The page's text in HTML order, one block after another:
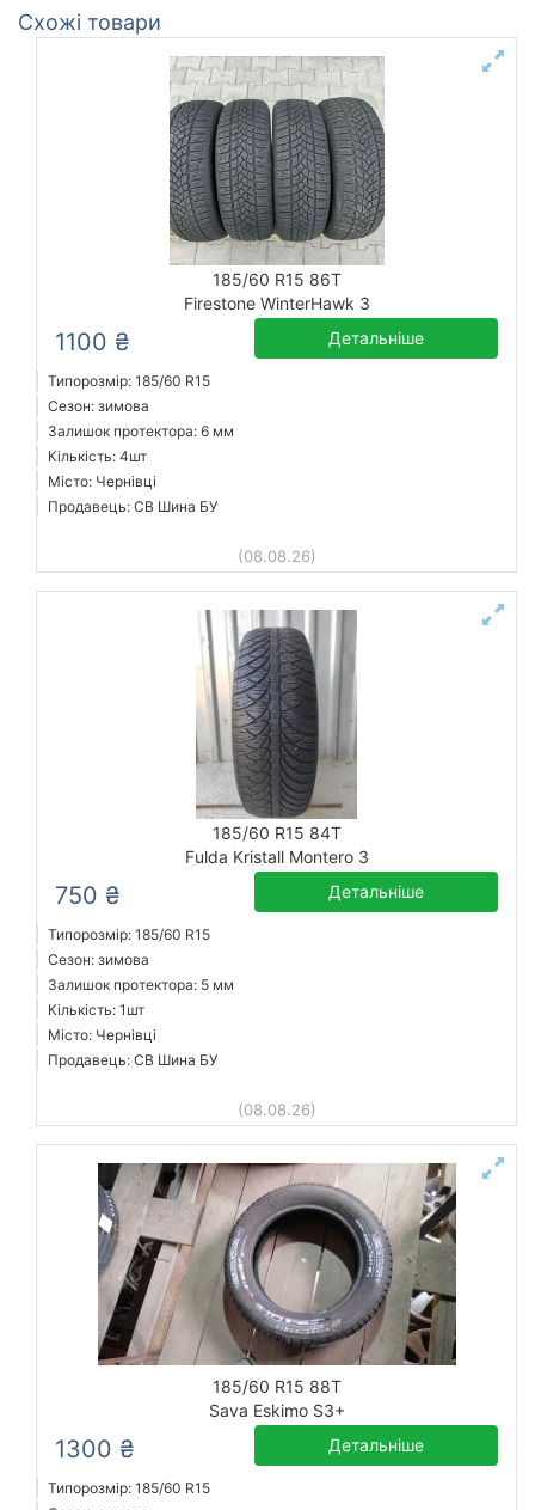
Схожі товари
185/60 R15 86T
Firestone WinterHawk 3
1100 ₴ Детальніше
Типорозмір: 185/60 R15
Сезон: зимова
Залишок протектора: 6 мм
Кількість: 4шт
Місто: Чернівці
Продавець: СВ Шина БУ
(08.08.26)
185/60 R15 84T
Fulda Kristall Montero 3
750 ₴ Детальніше
Типорозмір: 185/60 R15
Сезон: зимова
Залишок протектора: 5 мм
Кількість: 1шт
Місто: Чернівці
Продавець: СВ Шина БУ
(08.08.26)
185/60 R15 88T
Sava Eskimo S3+
1300 ₴ Детальніше
Типорозмір: 185/60 R15